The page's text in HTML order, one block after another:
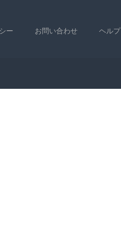
ー お問い合わせ ヘルプ